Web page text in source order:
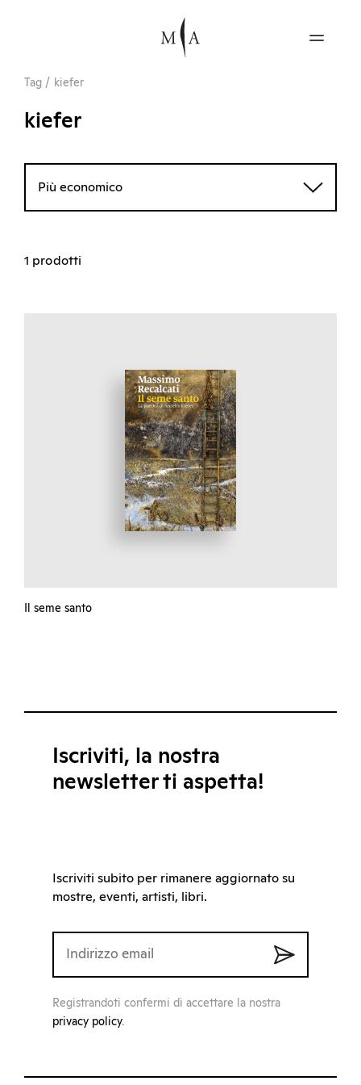
Tag / kiefer
kiefer
Più economico
1 prodotti
Il seme santo
Iscriviti, la nostra
newsletter ti aspetta!
Iscriviti subito per rimanere aggiornato su
mostre, eventi, artisti, libri.
Registrandoti confermi di accettare la nostra
privacy policy.